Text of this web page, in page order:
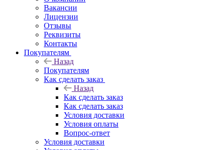
Вакансии
Лицензии
Отзывы
Реквизиты
Контакты
Покупателям
Назад
Покупателям
Как сделать заказ
Назад
Как сделать заказ
Как сделать заказ
Условия доставки
Условия оплаты
Вопрос-ответ
Условия доставки